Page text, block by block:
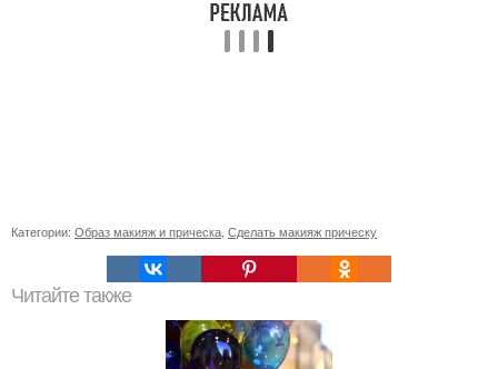
Категории: Образ макияж и прическа Сделать макияж прическу
Читайте также